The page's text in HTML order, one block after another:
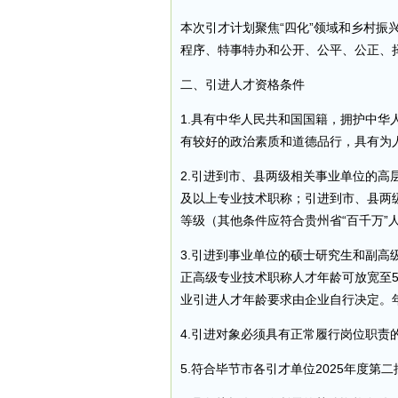
本次引才计划聚焦“四化”领域和乡村
程序、特事特办和公开、公平、公正
二、引进人才资格条件
1.具有中华人民共和国国籍，拥护中华
有较好的政治素质和道德品行，具有
2.引进到市、县两级相关事业单位的高
及以上专业技术职称；引进到市、县
等级（其他条件应符合贵州省“百千万”
3.引进到事业单位的硕士研究生和副高
正高级专业技术职称人才年龄可放宽
业引进人才年龄要求由企业自行决定
4.引进对象必须具有正常履行岗位职责
5.符合毕节市各引才单位2025年度第